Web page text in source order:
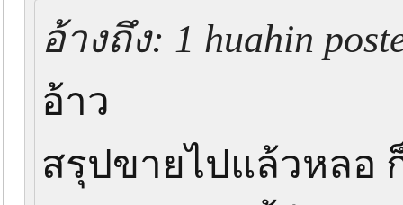
อ้างถึง: 1 huahin
อ้าว
สรุปขายไปแล้วหลอ